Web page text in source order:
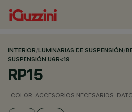
INTERIOR/LUMINARIAS DE SUSPENSIÓN/
SUSPENSIÓN UGR<19
RP15
COLOR ACCESORIOS NECESARIOS